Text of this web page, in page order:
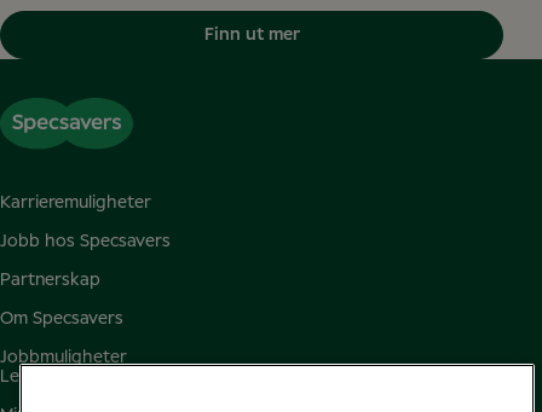
Finn ut mer
Karrieremuligheter
Jobb hos Specsavers
Partnerskap
Om Specsavers
Jobbmuligheter
Ledige jobber